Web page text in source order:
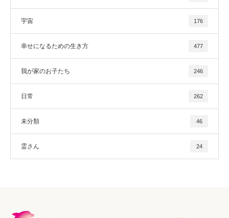
宇宙 176
幸せになるための生き方 477
我が家のお子たち 246
日常 262
未分類 46
霊さん 24